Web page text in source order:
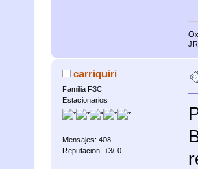
carriquiri
Familia F3C
Estacionarios
Mensajes: 408
Reputacion: +3/-0